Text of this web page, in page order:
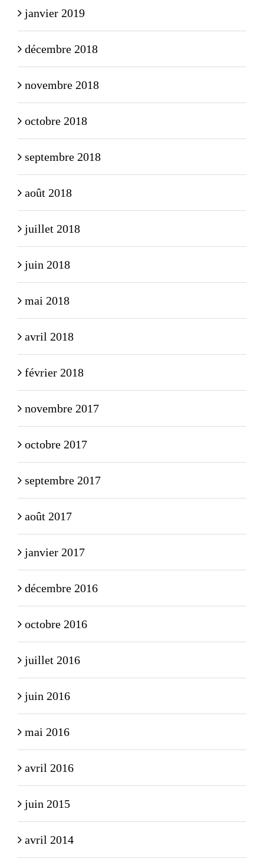
janvier 2019
décembre 2018
novembre 2018
octobre 2018
septembre 2018
août 2018
juillet 2018
juin 2018
mai 2018
avril 2018
février 2018
novembre 2017
octobre 2017
septembre 2017
août 2017
janvier 2017
décembre 2016
octobre 2016
juillet 2016
juin 2016
mai 2016
avril 2016
juin 2015
avril 2014